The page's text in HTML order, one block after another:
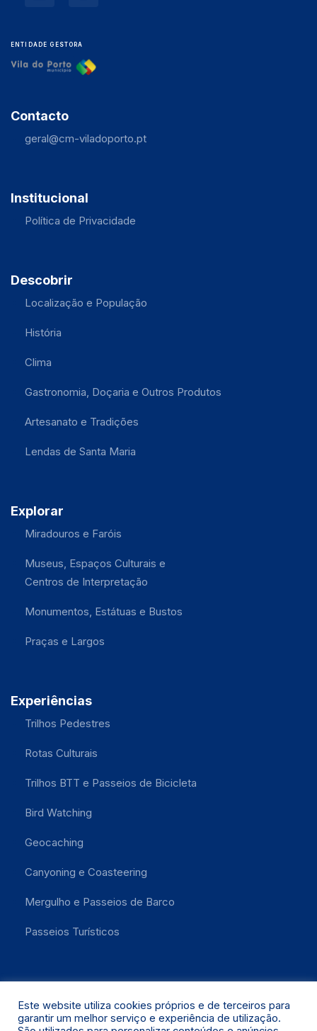
ENTIDADE GESTORA
Contacto
geral@cm-viladoporto.pt
Institucional
Política de Privacidade
Descobrir
Localização e População
História
Clima
Gastronomia, Doçaria e Outros Produtos
Artesanato e Tradições
Lendas de Santa Maria
Explorar
Miradouros e Faróis
Museus, Espaços Culturais e
Centros de Interpretação
Monumentos, Estátuas e Bustos
Praças e Largos
Experiências
Trilhos Pedestres
Rotas Culturais
Trilhos BTT e Passeios de Bicicleta
Bird Watching
Geocaching
Canyoning e Coasteering
Mergulho e Passeios de Barco
Passeios Turísticos
Este website utiliza cookies próprios e de terceiros para
garantir um melhor serviço e experiência de utilização.